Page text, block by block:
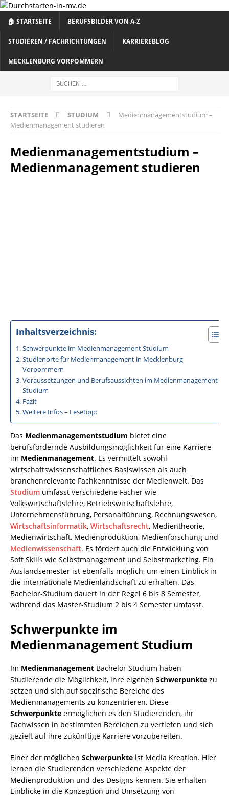
🏠 STARTSEITE BERUFSBILDER VON A-Z
STUDIEREN / FACHRICHTUNGEN KARRIEREBLOG
MECKLENBURG VORPOMMERN
STARTSEITE STUDIUM
Medienmanagementstudium –
Medienmanagement studieren
Medienmanagementstudium –
Medienmanagement studieren
Inhaltsverzeichnis:
Schwerpunkte im Medienmanagement Studium
Studienorte für Medienmanagement in Mecklenburg
Vorpommern
Voraussetzungen und Berufsaussichten im Medienmanagement
Studium
Fazit
Weitere Infos – Lesetipp:
Das Medienmanagementstudium bietet eine
berufsfördernde Ausbildungsmöglichkeit für eine Karriere
im Medienmanagement. Es vermittelt sowohl
wirtschaftswissenschaftliches Basiswissen als auch
branchenrelevante Fachkenntnisse der Medienwelt. Das
Studium umfasst verschiedene Fächer wie
Volkswirtschaftslehre, Betriebswirtschaftslehre,
Unternehmensführung, Personalführung, Rechnungswesen,
Wirtschaftsinformatik, Wirtschaftsrecht, Medientheorie,
Medienwirtschaft, Medienproduktion, Medienforschung und
Medienwissenschaft. Es fördert auch die Entwicklung von
Soft Skills wie Selbstmanagement und Selbstmarketing. Ein
Auslandsemester ist ebenfalls möglich, um einen Einblick in
die internationale Medienlandschaft zu erhalten. Das
Bachelor-Studium dauert in der Regel 6 bis 8 Semester,
während das Master-Studium 2 bis 4 Semester umfasst.
Schwerpunkte im
Medienmanagement Studium
Im Medienmanagement Bachelor Studium haben
Studierende die Möglichkeit, ihre eigenen Schwerpunkte zu
setzen und sich auf spezifische Bereiche des
Medienmanagements zu konzentrieren. Diese
Schwerpunkte ermöglichen es den Studierenden, ihr
Fachwissen in bestimmten Bereichen zu vertiefen und sich
gezielt auf ihre zukünftige Karriere vorzubereiten.
Einer der möglichen Schwerpunkte ist Media Kreation. Hier
lernen die Studierenden verschiedene Aspekte der
Medienproduktion und des Designs kennen. Sie erhalten
Einblicke in die Konzeption und Umsetzung von